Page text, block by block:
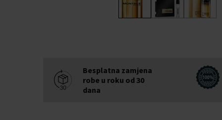
Besplatna zamjena
robe u roku od 30
dana